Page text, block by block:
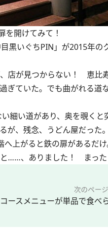
を開けてみて！
黒いぐちPIN」が2015年の
店が見つからない！ 恵比
ぎていた。でも曲がれる
細い道があり、奥を覗く
が、残念、うどん屋だった。
上がると鉄の扉があるだ
……、ありました！ まった
次のページ
ースメニューが単品で食べ